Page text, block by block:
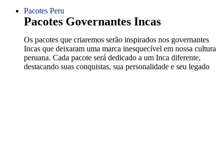
Pacotes Peru
Pacotes Governantes Incas
Os pacotes que criaremos serão inspirados nos governantes
Incas que deixaram uma marca inesquecível em nossa cultura
peruana. Cada pacote será dedicado a um Inca diferente,
destacando suas conquistas, sua personalidade e seu legado